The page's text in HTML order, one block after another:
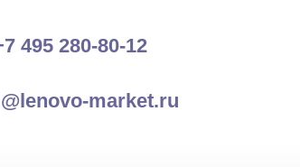
495 280-80-12
market.ru